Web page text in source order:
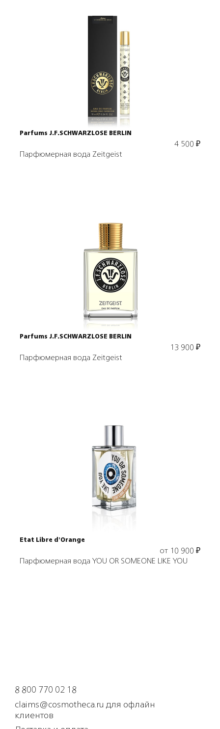
Подробнее
В корзину
Parfums J.F.SCHWARZLOSE BERLIN
4 500 ₽
Парфюмерная вода Zeitgeist
Подробнее
В корзину
Parfums J.F.SCHWARZLOSE BERLIN
13 900 ₽
Парфюмерная вода Zeitgeist
Выбрать объем
Etat Libre d'Orange
от 10 900 ₽
Парфюмерная вода YOU OR SOMEONE LIKE YOU
8 800 770 02 18
claims@cosmotheca.ru для офлайн
клиентов